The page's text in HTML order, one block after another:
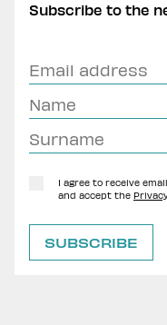
Subscribe to the
I agree to receive
and accept the